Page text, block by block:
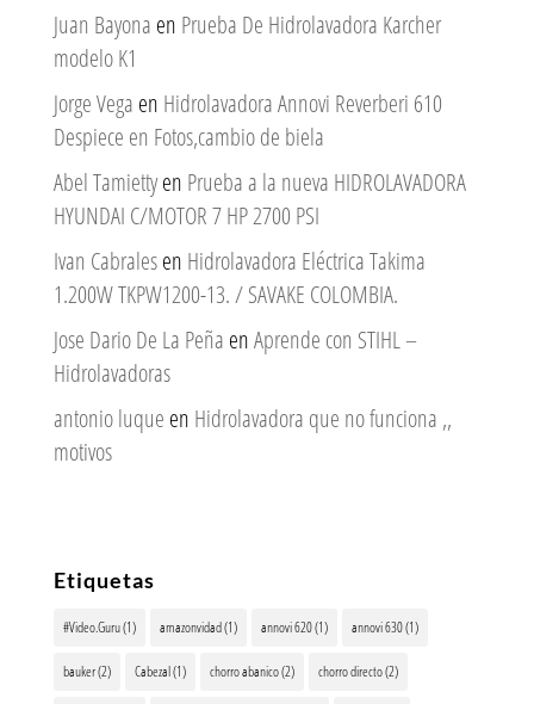
Juan Bayona en Prueba De Hidrolavadora Karcher
modelo K1
Jorge Vega en Hidrolavadora Annovi Reverberi 610
Despiece en Fotos,cambio de biela
Abel Tamiettyen Prueba a la nueva HIDROLAVADORA
HYUNDAI C/MOTOR 7 HP 2700 PSI
Ivan Cabralesen Hidrolavadora Eléctrica Takima
1.200W TKPW1200-13. / SAVAKE COLOMBIA.
Jose Dario De La Peña enAprende con STIHL –
Hidrolavadoras
antonio luque en Hidrolavadora que no funciona ,,
motivos
Etiquetas
#Video.Guru(1) amazonvidad(1) annovi 620(1) annovi 630(1)
bauker(2) Cabezal(1) chorro abanico(2) chorro directo(2)